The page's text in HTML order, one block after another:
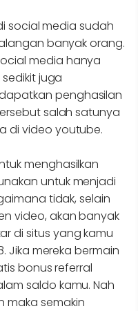
social media sudah
banyak orang.
media hanya
juga
penghasilan
salah satunya
di video youtube.
menghasilkan
untuk menjadi
tidak, selain
video, akan banyak
di situs yang kamu
Jika mereka bermain
bonus referral
saldo kamu. Nah
maka semakin